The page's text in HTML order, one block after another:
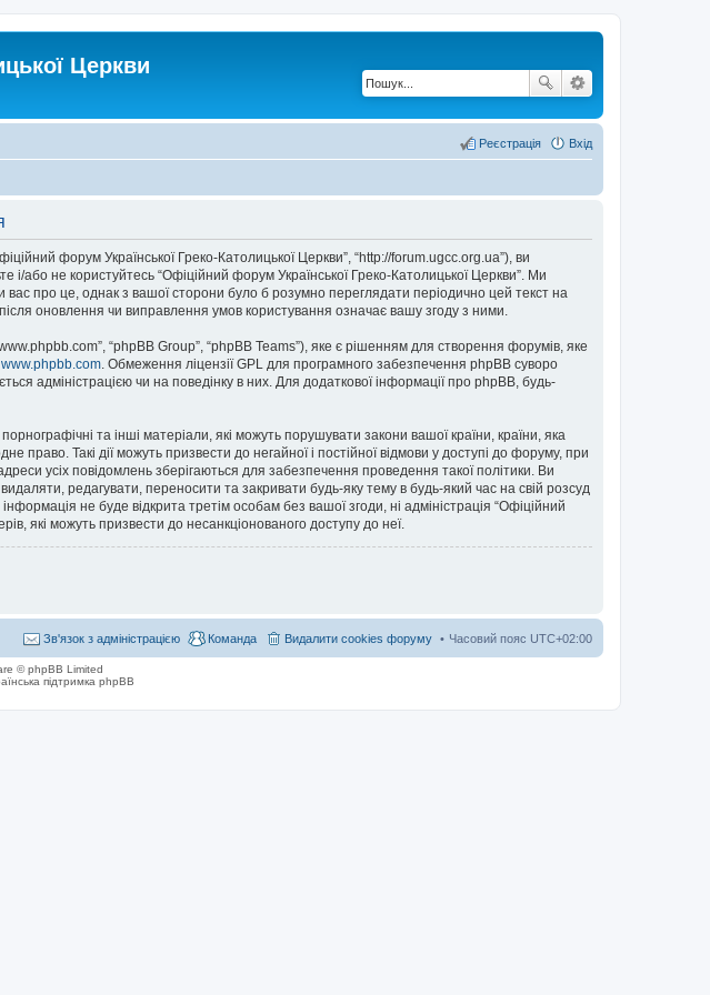
Церкви
Вхід
Реєстрація
форум Української Греко-Католицької Церкви”, “http://forum.ugcc.org.ua”), ви
або не користуйтесь “Офіційний форум Української Греко-Католицької Церкви”. Ми
про це, однак з вашої сторони було б розумно переглядати періодично цей текст на
оновлення чи виправлення умов користування означає вашу згоду з ними.
“phpBB Group”, “phpBB Teams”), яке є рішенням для створення форумів, яке
www.phpbb.com . Обмеження ліцензії GPL для програмного забезпечення phpBB суворо
адміністрацією чи на поведінку в них. Для додаткової інформації про phpBB, будь-
та інші матеріали, які можуть порушувати закони вашої країни, країни, яка
Такі дії можуть призвести до негайної і постійної відмови у доступі до форуму, при
усіх повідомлень зберігаються для забезпечення проведення такої політики. Ви
редагувати, переносити та закривати будь-яку тему в будь-який час на свій розсуд
не буде відкрита третім особам без вашої згоди, ні адміністрація “Офіційний
які можуть призвести до несанкціонованого доступу до неї.
Часовий пояс UTC+02:00
Видалити cookies форуму
Команда
Зв'язок з адміністрацією
© phpBB Limited
підтримка phpBB